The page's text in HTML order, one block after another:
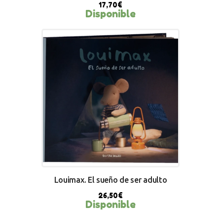
17,70€
Disponible
Louimax. El sueño de ser adulto
26,50€
Disponible